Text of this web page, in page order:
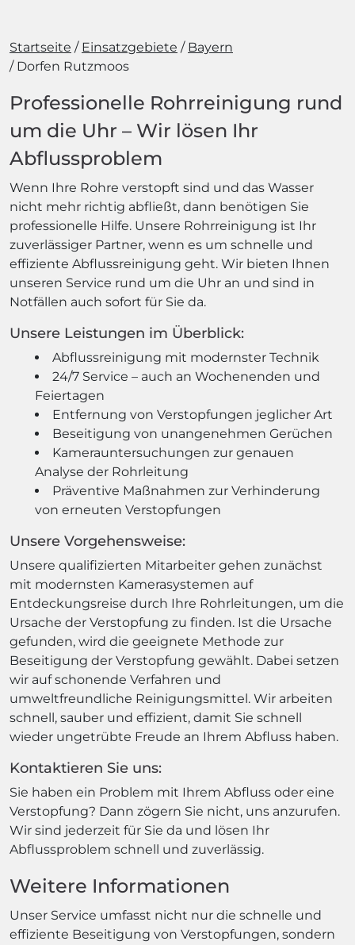
Startseite Einsatzgebiete
Bayern
Dorfen Rutzmoos
Professionelle Rohrreinigung rund
um die Uhr – Wir lösen Ihr
Abflussproblem
Wenn Ihre Rohre verstopft sind und das Wasser
nicht mehr richtig abfließt, dann benötigen Sie
professionelle Hilfe. Unsere Rohrreinigung ist Ihr
zuverlässiger Partner, wenn es um schnelle und
effiziente Abflussreinigung geht. Wir bieten Ihnen
unseren Service rund um die Uhr an und sind in
Notfällen auch sofort für Sie da.
Unsere Leistungen im Überblick:
Abflussreinigung mit modernster Technik
24/7 Service – auch an Wochenenden und
Feiertagen
Entfernung von Verstopfungen jeglicher Art
Beseitigung von unangenehmen Gerüchen
Kamerauntersuchungen zur genauen
Analyse der Rohrleitung
Präventive Maßnahmen zur Verhinderung
von erneuten Verstopfungen
Unsere Vorgehensweise:
Unsere qualifizierten Mitarbeiter gehen zunächst
mit modernsten Kamerasystemen auf
Entdeckungsreise durch Ihre Rohrleitungen, um die
Ursache der Verstopfung zu finden. Ist die Ursache
gefunden, wird die geeignete Methode zur
Beseitigung der Verstopfung gewählt. Dabei setzen
wir auf schonende Verfahren und
umweltfreundliche Reinigungsmittel. Wir arbeiten
schnell, sauber und effizient, damit Sie schnell
wieder ungetrübte Freude an Ihrem Abfluss haben.
Kontaktieren Sie uns:
Sie haben ein Problem mit Ihrem Abfluss oder eine
Verstopfung? Dann zögern Sie nicht, uns anzurufen.
Wir sind jederzeit für Sie da und lösen Ihr
Abflussproblem schnell und zuverlässig.
Weitere Informationen
Unser Service umfasst nicht nur die schnelle und
effiziente Beseitigung von Verstopfungen, sondern